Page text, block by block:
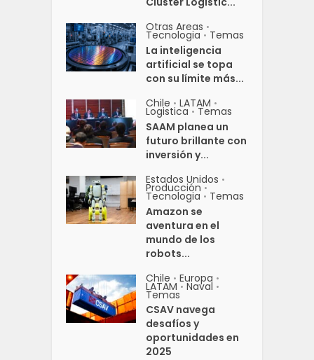
Otras Areas •
Tecnologia • Temas
La inteligencia
artificial se topa
con su límite más...
Chile • LATAM •
Logistica • Temas
SAAM planea un
futuro brillante con
inversión y...
Estados Unidos •
Producción •
Tecnologia • Temas
Amazon se
aventura en el
mundo de los
robots...
Chile • Europa •
LATAM • Naval •
Temas
CSAV navega
desafíos y
oportunidades en
2025